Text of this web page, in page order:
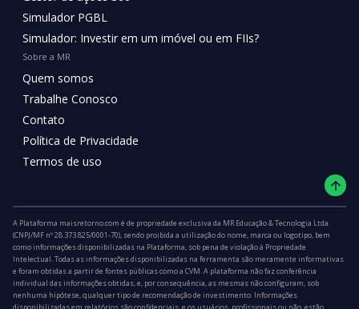
Simulador PGBL
Simulador: Investir em um imóvel ou em FIIs?
Sobre a MR
Quem somos
Trabalhe Conosco
Contato
Política de Privacidade
Termos de uso
A Plataforma maisretorno.com é de propriedade exclusiva da MR Educação & Tecnologia Ltda.
(CNPJ/MF nº 28.373.825/0001-70), sendo proibida a utilização do nome, marca ou logotipo, bem
como informações disponibilizadas na Plataforma, sob pena de violação à Propriedade
Intelectual. Todas as informações disponibilizadas na ferramenta são meramente informativas
e foram obtidas a partir de fontes públicas como a CVM. A plataforma não faz conferência
individual das informações obtidas, e, por consequência, as mesmas não configuram, sob
nenhuma hipótese, qualquer tipo de recomendação de investimento. Informações